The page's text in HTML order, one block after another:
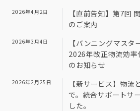
2026年4月2日
【直前告知】第7回
のご案内
2026年3月4日
【バンニングマスタ
2026年改正物流効率
のお知らせ
2026年2月25日
【新サービス】物流
で。統合サポートサ
した。